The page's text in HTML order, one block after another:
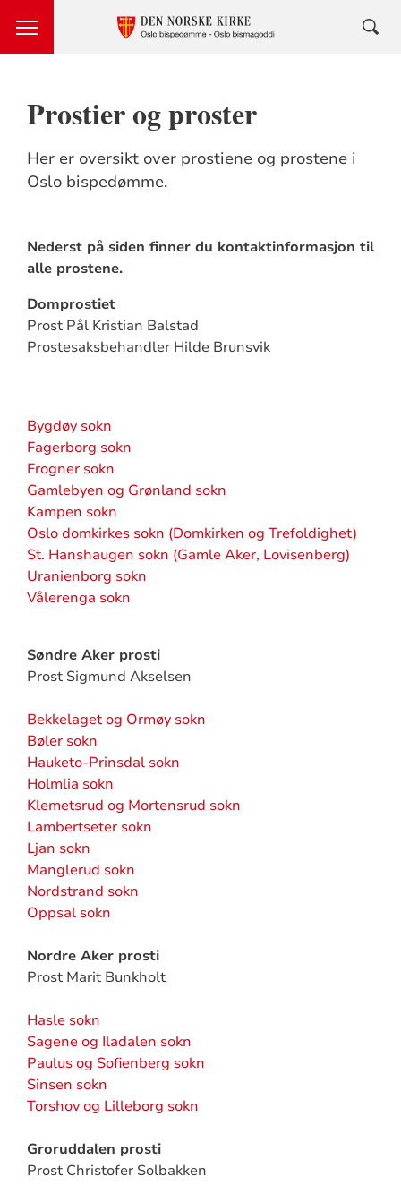
Prostier og proster
Her er oversikt over prostiene og prostene i
Oslo bispedømme.
Nederst på siden finner du kontaktinformasjon til
alle prostene.
Domprostiet
Prost Pål Kristian Balstad
Prostesaksbehandler Hilde Brunsvik
Bygdøy sokn
Fagerborg sokn
Frogner sokn
Gamlebyen og Grønland sokn
Kampen sokn
Oslo domkirkes sokn (Domkirken og Trefoldighet)
St. Hanshaugen sokn (Gamle Aker, Lovisenberg)
Uranienborg sokn
Vålerenga sokn
Søndre Aker prosti
Prost Sigmund Akselsen
Bekkelaget og Ormøy sokn
Bøler sokn
Hauketo-Prinsdal sokn
Holmlia sokn
Klemetsrud og Mortensrud sokn
Lambertseter sokn
Ljan sokn
Manglerud sokn
Nordstrand sokn
Oppsal sokn
Nordre Aker prosti
Prost Marit Bunkholt
Hasle sokn
Sagene og Iladalen sokn
Paulus og Sofienberg sokn
Sinsen sokn
Torshov og Lilleborg sokn
Groruddalen prosti
Prost Christofer Solbakken